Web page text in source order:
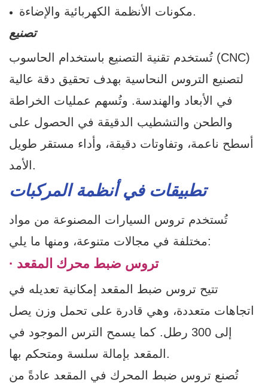
مكونات الأنظمة الكهربائية والإضاءة.
تصنيع
تُستخدم تقنية التصنيع باستخدام الحاسوب (CNC)
لتصنيع التروس النحاسية بهدف تحقيق دقة عالية
في الأبعاد والهندسة. وتُسهم عمليات الخراطة
والطحن والتشطيب الدقيقة في الحصول على
أسطح ناعمة، وتفاوتات دقيقة، وأداء مستقر طويل
الأمد.
تطبيقات في أنظمة المركبات
تُستخدم تروس السيارات المصنوعة من مواد
مختلفة في مجالات متنوعة، ومنها ما يلي:
· تروس ضبط محرك المقعد
تتيح تروس ضبط المقعد إمكانية تعديله في
اتجاهات متعددة، وهي قادرة على تحمل وزن يصل
إلى 300 رطل. كما يسمح الترس الموجود في
المقعد بإمالة سلسة ومتحكم بها.
تُصنع تروس ضبط المحرك في المقعد عادةً من